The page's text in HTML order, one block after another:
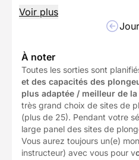
Voir plus
À noter
Toutes les sorties sont
et des capacités des
plus adaptée / meilleur de
très grand choix de sites de
(plus de 25). Pendant votre
large panel des sites de
Vous aurez toujours un(e)
instructeur) avec vous pour v